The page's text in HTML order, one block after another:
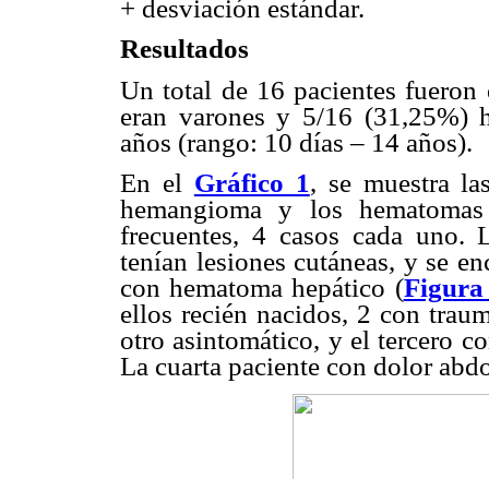
+ desviación estándar.
Resultados
Un total de 16 pacientes
eran varones y 5/16 (31,25%)
años (rango: 10 días – 14 años).
En el Gráfico 1, se muestra
hemangioma y los
frecuentes, 4 casos cada uno.
tenían lesiones cutáneas, y se
con hematoma hepático (Figura
ellos recién nacidos, 2 con
otro asintomático, y el tercero
La cuarta paciente con dolor